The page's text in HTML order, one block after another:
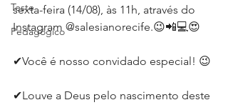
Teste
Pedagógico
sexta-feira (14/08), às 11h, através do
Instagram @salesianorecife.😉📲💻😍⁣
✔Você é nosso convidado especial! 😉⁣
✔Louve a Deus pelo nascimento deste